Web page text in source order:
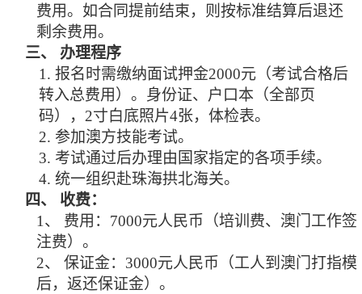
费用。如合同提前结束，则按标准结算后退还
剩余费用。
三、 办理程序
1. 报名时需缴纳面试押金2000元（考试合格后
转入总费用）。身份证、户口本（全部页
码），2寸白底照片4张，体检表。
2. 参加澳方技能考试。
3. 考试通过后办理由国家指定的各项手续。
4. 统一组织赴珠海拱北海关。
四、 收费：
1、 费用： 7000元人民币（培训费、澳门工作签
注费）。
2、 保证金： 3000元人民币（工人到澳门打指模
后，返还保证金）。